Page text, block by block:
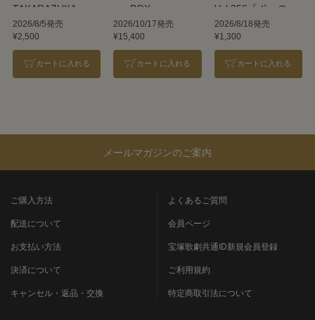
TAKARAZUKA
REVUE 2026
2026/8/5発売
¥2,500
カートに入れる
ray BOX
2026/10/17発売
¥15,400
カートに入れる
Vol.256『ポーの一
族』＜雪組＞
2026/8/18発売
¥1,300
カートに入れる
メールマガジンのご案内
ご購入方法
配送について
お支払い方法
決済について
キャンセル・返品・交換
よくあるご質問
会員ページ
宝塚歌劇共通ID新規会員登録
ご利用規約
特定商取引法について